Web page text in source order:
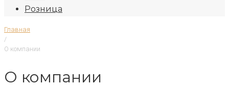
Розница
Главная
/
О компании
О компании